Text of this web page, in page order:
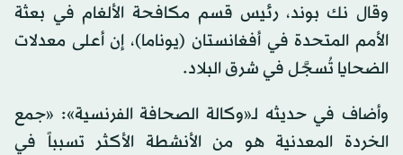
وقال نك بوند، رئيس قسم مكافحة الألغام في بعثة
الأمم المتحدة في أفغانستان (يوناما)، إن أعلى معدلات
الضحايا تُسجَّل في شرق البلاد.
وأضاف في حديثه لـ«وكالة الصحافة الفرنسية»: «جمع
الخردة المعدنية هو من الأنشطة الأكثر تسبباً في